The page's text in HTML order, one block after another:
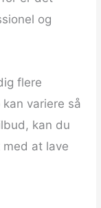
og
flere
variere så
kan du
at lave